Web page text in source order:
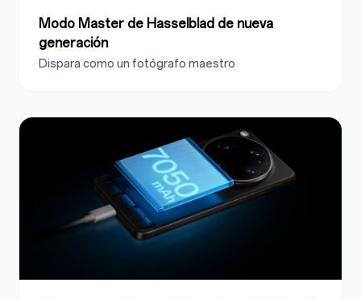
Modo Master de Hasselblad de nueva
generación
Dispara como un fotógrafo maestro